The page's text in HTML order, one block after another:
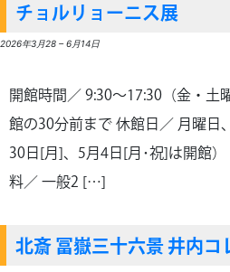
チョルリョーニス展
2026年3月28 –6月14日
開館時間／ 9:30～17:30（金・
館の30分前まで 休館日／ 月曜日
30日[月]、5月4日[月･祝]は開館
料／ 一般2 […]
北斎 冨嶽三十六景 井内コ